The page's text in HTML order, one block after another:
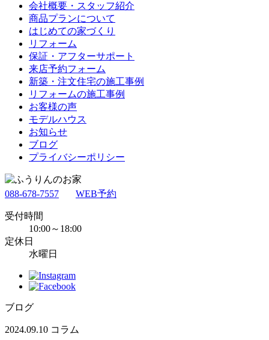
会社概要・スタッフ紹介
商品プランについて
はじめての家づくり
リフォーム
保証・アフターサポート
来店予約フォーム
新築・注文住宅の施工事例
リフォームの施工事例
お客様の声
モデルハウス
お知らせ
ブログ
プライバシーポリシー
088-678-7557 WEB予約
受付時間
10:00～18:00
定休日
水曜日
ブログ
2024.09.10 コラム